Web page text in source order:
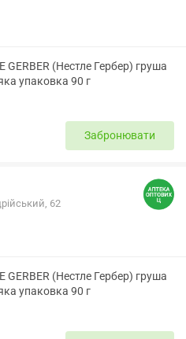
(Нестле Гербер) груша
упаковка 90 г
Забронювати
62
(Нестле Гербер) груша
упаковка 90 г